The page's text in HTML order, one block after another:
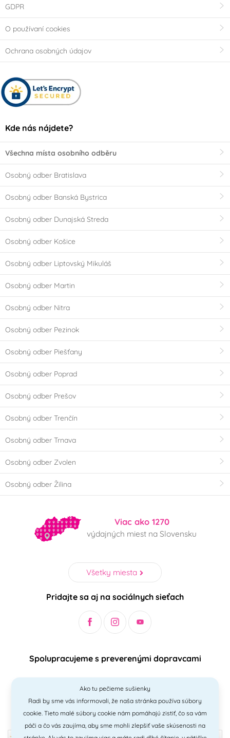
GDPR
O používaní cookies
Ochrana osobných údajov
Kde nás nájdete?
Všechna místa osobního odběru
Osobný odber Bratislava
Osobný odber Banská Bystrica
Osobný odber Dunajská Streda
Osobný odber Košice
Osobný odber Liptovský Mikuláš
Osobný odber Martin
Osobný odber Nitra
Osobný odber Pezinok
Osobný odber Piešťany
Osobný odber Poprad
Osobný odber Prešov
Osobný odber Trenčín
Osobný odber Trnava
Osobný odber Zvolen
Osobný odber Žilina
Viac ako 1270
výdajných miest na Slovensku
Všetky miesta
Pridajte sa aj na sociálnych sieťach
Spolupracujeme s preverenými dopravcami
Bezpečný a jednoduchý spôsob platieb
Ako tu pečieme sušienky
Radi by sme vás informovali, že naša stránka používa súbory
cookie. Tieto malé súbory cookie nám pomáhajú zistiť, čo sa vám
páči a čo vás zaujíma, aby sme mohli zlepšiť vaše skúsenosti na